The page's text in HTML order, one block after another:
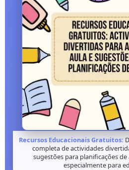
Recursos Educacionais Gratuitos:
completa de actividades
sugestões para planificações
especialmente para